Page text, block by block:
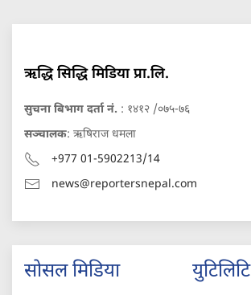
ऋद्धि सिद्धि मिडिया प्रा.लि.
सुचना बिभाग दर्ता नं. : १४१२ /०७५-७६
सञ्चालक: ऋषिराज धमला
+977 01-5902213/14
news@reportersnepal.com
सोसल मिडिया युटिलिटि